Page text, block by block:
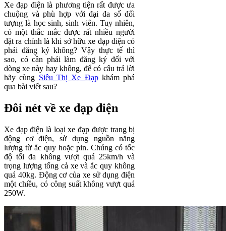
Xe đạp điện là phương tiện rất được ưa
chuộng và phù hợp với đại đa số đối
tượng là học sinh, sinh viên. Tuy nhiên,
có một thắc mắc được rất nhiều người
đặt ra chính là khi sở hữu xe đạp điện có
phải đăng ký không? Vậy thực tế thì
sao, có cần phải làm đăng ký đối với
dòng xe này hay không, để có câu trả lời
hãy cùng Siêu Thị Xe Đạpkhám phá
qua bài viết sau?
Đôi nét về xe đạp điện
Xe đạp điện là loại xe đạp được trang bị
động cơ điện, sử dụng nguồn năng
lượng từ ắc quy hoặc pin. Chúng có tốc
độ tối đa không vượt quá 25km/h và
trọng lượng tổng cả xe và ắc quy không
quá 40kg. Động cơ của xe sử dụng điện
một chiều, có công suất không vượt quá
250W.